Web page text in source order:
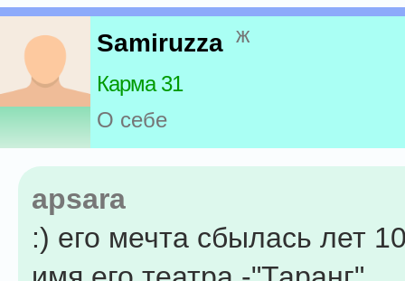
Samiruzza ж
Карма 31
О себе
apsara
:) его мечта сбылась лет